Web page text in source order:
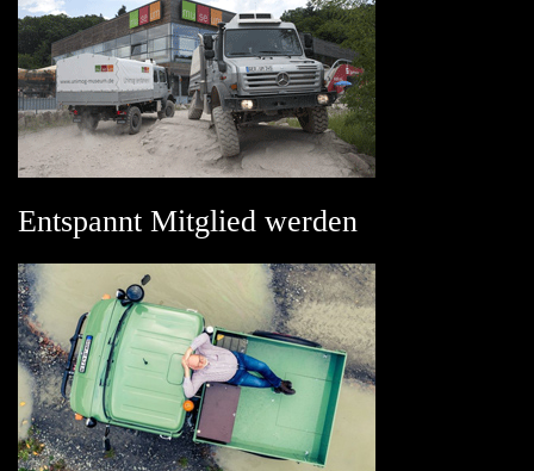
Entspannt Mitglied werden